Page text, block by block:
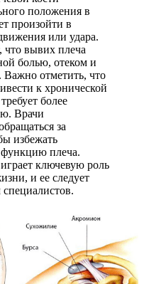
положения в
произойти в
или удара.
вывих плеча
болью, отеком и
отметить, что
к хронической
более
Врачи
за
избежать
плеча.
ключевую роль
и ее следует